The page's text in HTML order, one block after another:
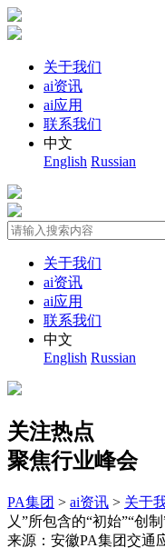
关于我们
ai资讯
ai应用
联系我们
中文
English Russian
关于我们
ai资讯
ai应用
联系我们
中文
English Russian
关注热点
聚焦行业峰会
PA集团 > ai资讯 > 关于
乂”所包含的“初始”“创制
来源：安徽PA集团交通